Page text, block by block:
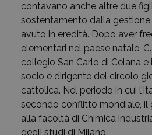
contavano anche altre due
sostentamento dalla gestione
avuto in eredità. Dopo aver
elementari nel paese natale,
collegio San Carlo di Celana
socio e dirigente del circolo
cattolica. Nel periodo in cui
secondo conflitto mondiale, il
alla facoltà di Chimica
degli studi di Milano.